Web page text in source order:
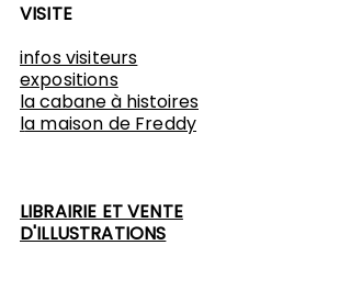
VISITE
infos visiteurs
expositions
​la cabane à histoires
la maison de Freddy
LIBRAIRIE ET VENTE
D'ILLUSTRATIONS